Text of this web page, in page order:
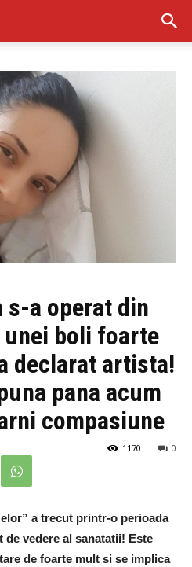
s-a operat din
boli foarte
declarat artista!
pana acum
compasiune
0
1170
a trecut printr-o perioada
vedere al sanatatii! Este
de foarte mult si se implica